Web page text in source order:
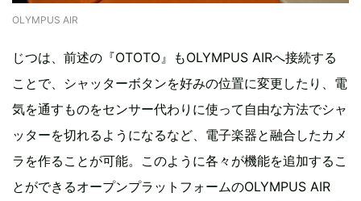
OLYMPUS AIR
じつは、前述の『OTOTO』もOLYMPUS AIRへ接続する
ことで、シャッターボタンを好みの位置に変更したり、電
気を通すものをセンサー代わりに使って自由な方法でシャ
ッターを切れるようになるなど、電子楽器と融合したカメ
ラを作ることが可能。このように各々が機能を追加するこ
とができるオープンプラットフォームのOLYMPUS AIR